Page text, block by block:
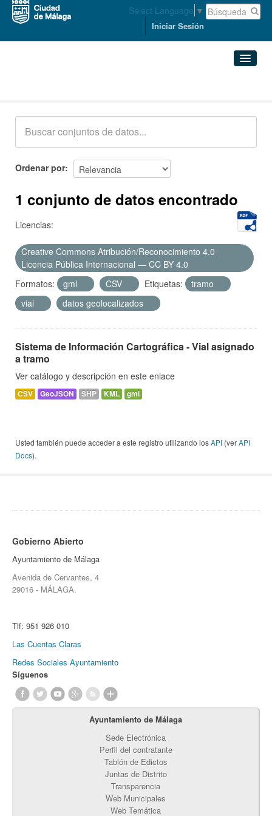
Select Language ▼
Iniciar Sesión
Acerca de
Ordenar por
1 conjunto de datos encontrado
Licencias:
Creative Commons Atribución/Reconocimiento 4.0
Licencia Pública Internacional — CC BY 4.0
Formatos:
gml CSV Etiquetas:
tramo
vial
datos geolocalizados
Sistema de Información Cartográfica - Vial asignado
a tramo
Ver catálogo y descripción en este enlace
CSV GeoJSON SHP KML gml
Usted también puede acceder a este registro utilizando losAPI (verAPI
Docs).
Gobierno Abierto
Ayuntamiento de Málaga
Avenida de Cervantes, 4
29016 - MÁLAGA.
Tlf: 951 926 010
Las Cuentas Claras
Redes Sociales Ayuntamiento
Síguenos
Ayuntamiento de Málaga
Sede Electrónica
Perfil del contratante
Tablón de Edictos
Juntas de Distrito
Transparencia
Web Municipales
Web Temática